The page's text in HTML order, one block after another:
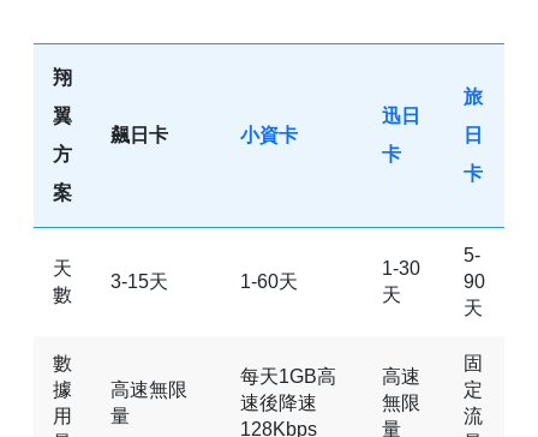
翔
翼
方
案
飆日卡 小資卡
迅日
卡
旅
日
卡
天
數
3-15天 1-60天
1-30
天
5-
90
天
數
據
用
高速無限
量
每天1GB高
速後降速
128Kbps
高速
無限
量
固
定
流